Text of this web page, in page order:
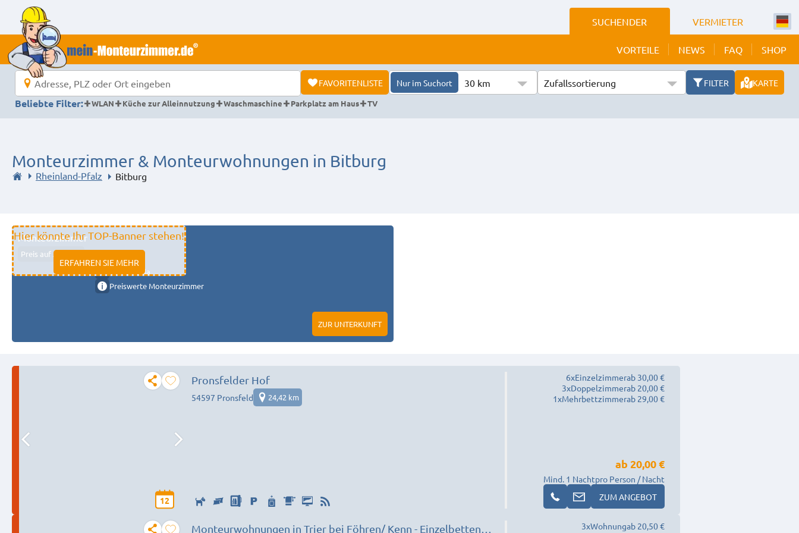
SUCHENDER VERMIETER
VORTEILE NEWS FAQ SHOP
FAVORITENLISTE Nur im Suchort 30 km Zufallssortierung FILTER
KARTE
Beliebte Filter:
WLAN Küche zur Alleinnutzung Waschmaschine Parkplatz am Haus TV
Monteurzimmer & Monteurwohnungen in Bitburg
Rheinland-Pfalz Bitburg
Hier könnte Ihr TOP-Banner stehen!
ERFAHREN SIE MEHR
Monteurzimmer
Preis auf Anfrage
11333 fulda
Preiswerte Monteurzimmer
ZUR UNTERKUNFT
12
Pronsfelder Hof
54597 Pronsfeld 24,42 km
6xEinzelzimmerab 30,00 €
3xDoppelzimmerab 20,00 €
1xMehrbettzimmerab 29,00 €
Mind. 1 Nacht
ab 20,00 €
pro Person / Nacht
ZUM ANGEBOT
Monteurwohnungen in Trier bei Föhren/ Kenn - Einzelbetten ✓
3xWohnungab 20,50 €